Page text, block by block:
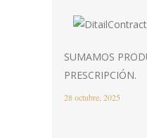
SUMAMOS
PRESCRIPCIÓN.
28 octubre, 2025